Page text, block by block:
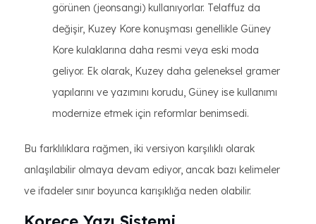
görünen (jeonsangi) kullanıyorlar. Telaffuz da
değişir, Kuzey Kore konuşması genellikle Güney
Kore kulaklarına daha resmi veya eski moda
geliyor. Ek olarak, Kuzey daha geleneksel gramer
yapılarını ve yazımını korudu, Güney ise kullanımı
modernize etmek için reformlar benimsedi.
Bu farklılıklara rağmen, iki versiyon karşılıklı olarak
anlaşılabilir olmaya devam ediyor, ancak bazı kelimeler
ve ifadeler sınır boyunca karışıklığa neden olabilir.